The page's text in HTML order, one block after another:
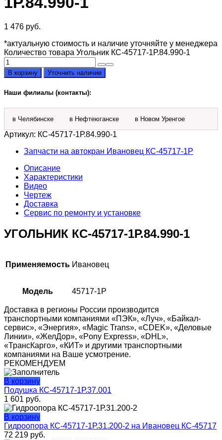
1 476 руб.
*актуальную стоимость и наличие уточняйте у менеджера
Количество товара Угольник КС-45717-1Р.84.990-1
В корзину Уточнить наличие
Наши филиалы (контакты):
в Челябинске в Нефтеюганске в Новом Уренгое
Артикул: КС-45717-1Р.84.990-1
Запчасти на автокран Ивановец КС-45717-1P
Описание
Характеристики
Видео
Чертеж
Доставка
Сервис по ремонту и установке
УГОЛЬНИК КС-45717-1Р.84.990-1
Применяемость Ивановец
Модель 45717-1P
Доставка в регионы России производится
транспортными компаниями «ПЭК», «Луч», «Байкал-
сервис», «Энергия», «Magic Trans», «CDEK», «Деловые
Линии», «ЖелДор», «Pony Express», «DHL»,
«ТрансКарго», «КИТ» и другими транспортными
компаниями на Ваше усмотрение.
РЕКОМЕНДУЕМ
В корзину
Подушка КС-45717-1Р.37.001
1 601 руб.
В корзину
Гидроопора КС-45717-1Р.31.200-2 на Ивановец КС-45717
72 219 руб.